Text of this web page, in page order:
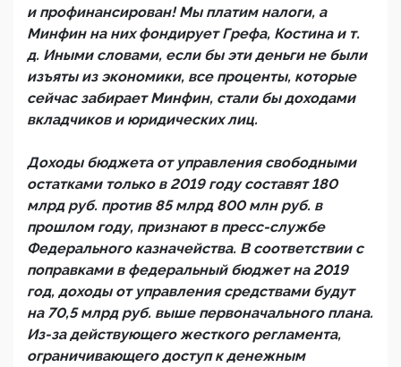
и профинансирован! Мы платим налоги, а
Минфин на них фондирует Грефа, Костина и т.
д. Иными словами, если бы эти деньги не были
изъяты из экономики, все проценты, которые
сейчас забирает Минфин, стали бы доходами
вкладчиков и юридических лиц.
Доходы бюджета от управления свободными
остатками только в 2019 году составят 180
млрд руб. против 85 млрд 800 млн руб. в
прошлом году, признают в пресс-службе
Федерального казначейства. В соответствии с
поправками в федеральный бюджет на 2019
год, доходы от управления средствами будут
на 70,5 млрд руб. выше первоначального плана.
Из-за действующего жесткого регламента,
ограничивающего доступ к денежным